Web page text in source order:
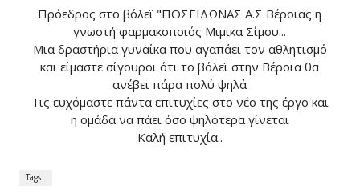
Πρόεδρος στο βόλεϊ "ΠΟΣΕΙΔΩΝΑΣ Α.Σ Βέροιας η
γνωστή φαρμακοποιός Μιμικα Σίμου...
Μια δραστήρια γυναίκα που αγαπάει τον αθλητισμό
και είμαστε σίγουροι ότι το βόλεϊ στην Βέροια θα
ανέβει πάρα πολύ ψηλά
Τις ευχόμαστε πάντα επιτυχίες στο νέο της έργο και
η ομάδα να πάει όσο ψηλότερα γίνεται
Καλή επιτυχία..
Tags :